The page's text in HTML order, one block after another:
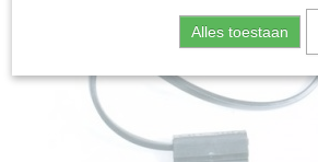
Alles toestaan